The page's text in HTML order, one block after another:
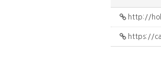
http://
https://